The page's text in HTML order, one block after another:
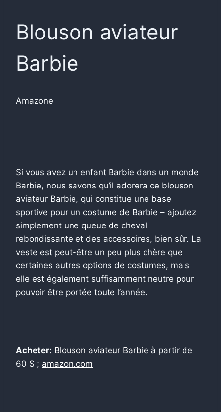
Blouson aviateur
Barbie
Amazone
Si vous avez un enfant Barbie dans un monde
Barbie, nous savons qu’il adorera ce blouson
aviateur Barbie, qui constitue une base
sportive pour un costume de Barbie – ajoutez
simplement une queue de cheval
rebondissante et des accessoires, bien sûr. La
veste est peut-être un peu plus chère que
certaines autres options de costumes, mais
elle est également suffisamment neutre pour
pouvoir être portée toute l’année.
Acheter: Blouson aviateur Barbie à partir de
60 $ ; amazon.com